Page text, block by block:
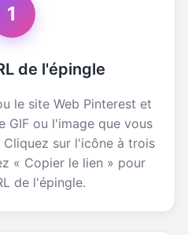
1
de l'épingle
le site Web Pinterest et
GIF ou l'image que vous
sur l'icône à trois
« Copier le lien » pour
de l'épingle.